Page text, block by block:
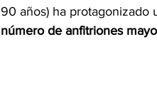
90 años) ha protagonizado
número de anfitriones